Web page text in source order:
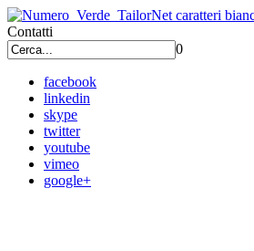
Contatti
0
facebook
linkedin
skype
twitter
youtube
vimeo
google+